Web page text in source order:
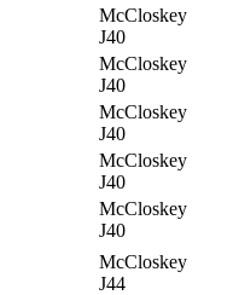
McCloskey
J40
McCloskey
J40
McCloskey
J40
McCloskey
J40
McCloskey
J40
McCloskey
J44